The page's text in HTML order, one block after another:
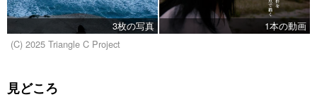
3枚の写真
1本の動画
(C) 2025 Triangle C Project
見どころ